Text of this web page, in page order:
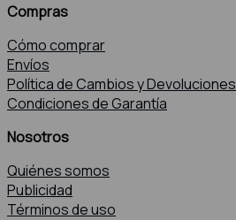
Compras
Cómo comprar
Envíos
Política de Cambios y Devoluciones
Condiciones de Garantía
Nosotros
Quiénes somos
Publicidad
Términos de uso